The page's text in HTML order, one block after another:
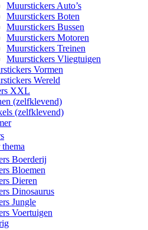
Muurstickers Auto’s
Muurstickers Boten
Muurstickers Bussen
Muurstickers Motoren
Muurstickers Treinen
Muurstickers Vliegtuigen
Vormen
Wereld
XXL
(zelfklevend)
(zelfklevend)
thema
Boerderij
Bloemen
Dieren
Dinosaurus
Jungle
Voertuigen